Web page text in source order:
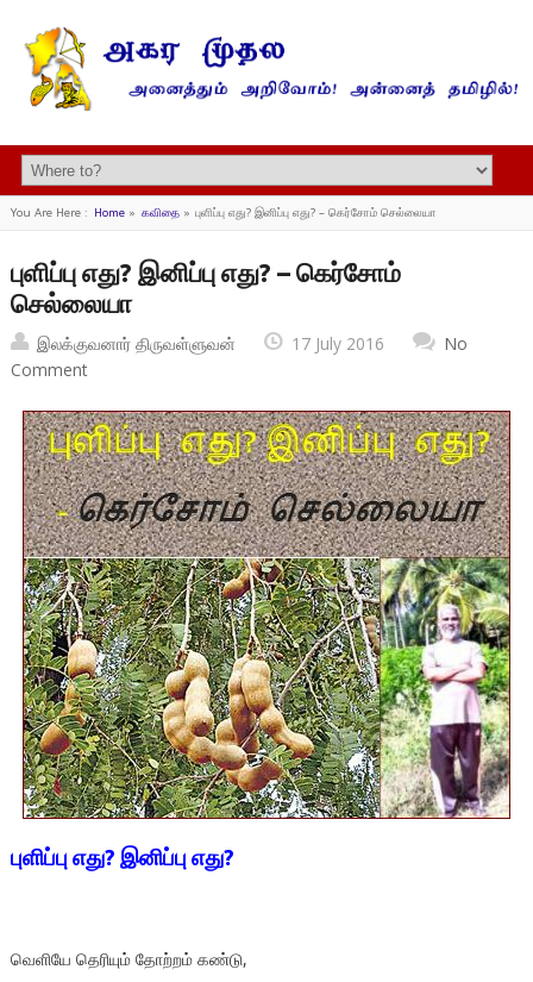
You Are Here : Home» கவிதை» புளிப்பு எது? இனிப்பு எது? – கெர்சோம் செல்லையா
புளிப்பு எது? இனிப்பு எது? – கெர்சோம்
செல்லையா
இலக்குவனார் திருவள்ளுவன் 17 July 2016
No
Comment
புளிப்பு எது? இனிப்பு எது?
வெளியே தெரியும் தோற்றம் கண்டு,